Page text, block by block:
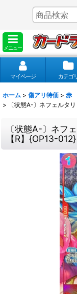
メニュー
マイページ カテゴ
ホーム > 傷アリ特価 > 赤
>
〔状態A-〕ネフェルタ
〔状態A-〕ネフ
【R】{OP13-012}